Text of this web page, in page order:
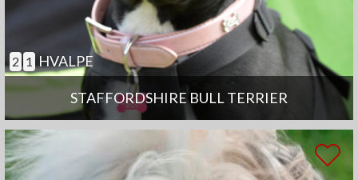
STAFFORDSHIRE BULL TERRIER
2 1 HVALPE